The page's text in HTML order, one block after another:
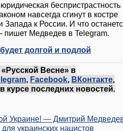
беспристрастность
навсегда сгинут в костре
Запада к России. И что
Медведев в Telegram.
долгой и подлой
Весне» в
, Facebook, ВКонтакте,
курсе последних новостей.
Украине! — Дмитрий
украинских нацистов